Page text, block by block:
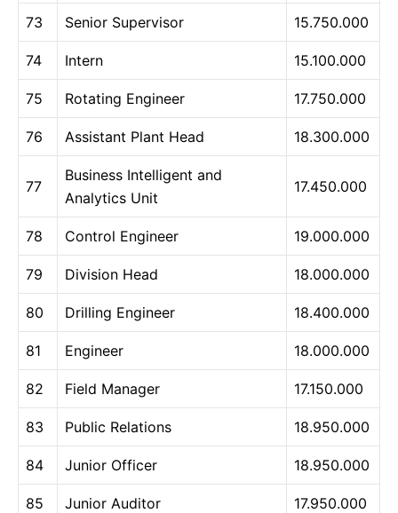
73 Senior Supervisor 15.750.000
74 Intern 15.100.000
75 Rotating Engineer 17.750.000
76 Assistant Plant Head 18.300.000
77
Business Intelligent and
Analytics Unit
17.450.000
78 Control Engineer 19.000.000
79 Division Head 18.000.000
80 Drilling Engineer 18.400.000
81 Engineer 18.000.000
82 Field Manager 17.150.000
83 Public Relations 18.950.000
84 Junior Officer 18.950.000
85 Junior Auditor 17.950.000